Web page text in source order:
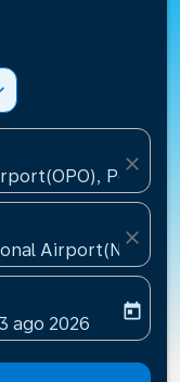
Portugal
close
Airport(NCL),
close
labelreturn-date-
ago 2026
today